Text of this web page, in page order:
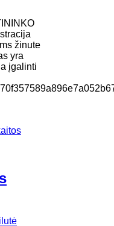
žinute
yra
įgalinti